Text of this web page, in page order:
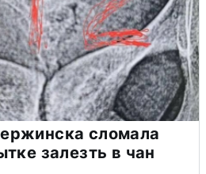
сломала
залезть в чан